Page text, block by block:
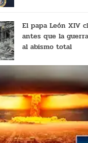
El papa León XIV
antes que la
al abismo total